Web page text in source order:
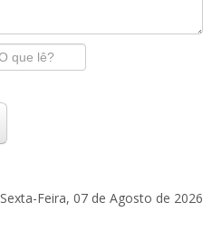
Sexta-Feira, 07 de Agosto de 2026